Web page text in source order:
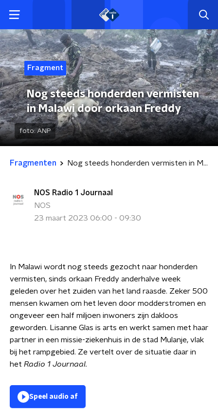
Fragment
Nog steeds honderden vermisten
in Malawi door orkaan Freddy
foto:ANP
Fragmenten Nog steeds honderden vermisten in Malawi door orkaan Freddy
NOS Radio 1 Journaal
NOS
23 maart 2023 06:00 - 09:30
In Malawi wordt nog steeds gezocht naar honderden
vermisten, sinds orkaan Freddy anderhalve week
geleden over het zuiden van het land raasde. Zeker 500
mensen kwamen om het leven door modderstromen en
ongeveer een half miljoen inwoners zijn dakloos
geworden. Lisanne Glas is arts en werkt samen met haar
partner in een missie-ziekenhuis in de stad Mulanje, vlak
bij het rampgebied. Ze vertelt over de situatie daar in
het Radio 1 Journaal.
Speel audio af